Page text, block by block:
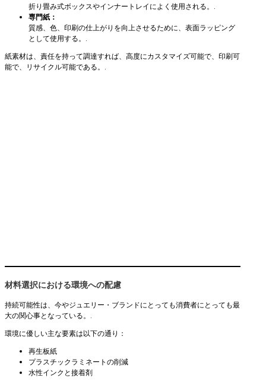
折り畳み式ボックスやインナートレイによく使用される。.
専門紙：
質感、色、印刷の仕上がりを向上させるために、表面ラッピング
として使用する。.
紙素材は、責任を持って調達すれば、高度にカスタマイズ可能で、印刷可
能で、リサイクル可能である。.
材料選択における環境への配慮
持続可能性は、今やジュエリー・ブランドにとっても消費者にとっても最
大の関心事となっている。.
環境に優しい主な要素は以下の通り：
再生板紙
プラスチックラミネートの削減
水性インクと接着剤